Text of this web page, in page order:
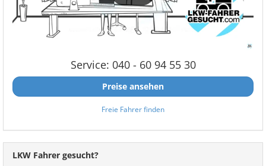
Service: 040 - 60 94 55 30
Preise ansehen
Freie Fahrer finden
LKW Fahrer gesucht?